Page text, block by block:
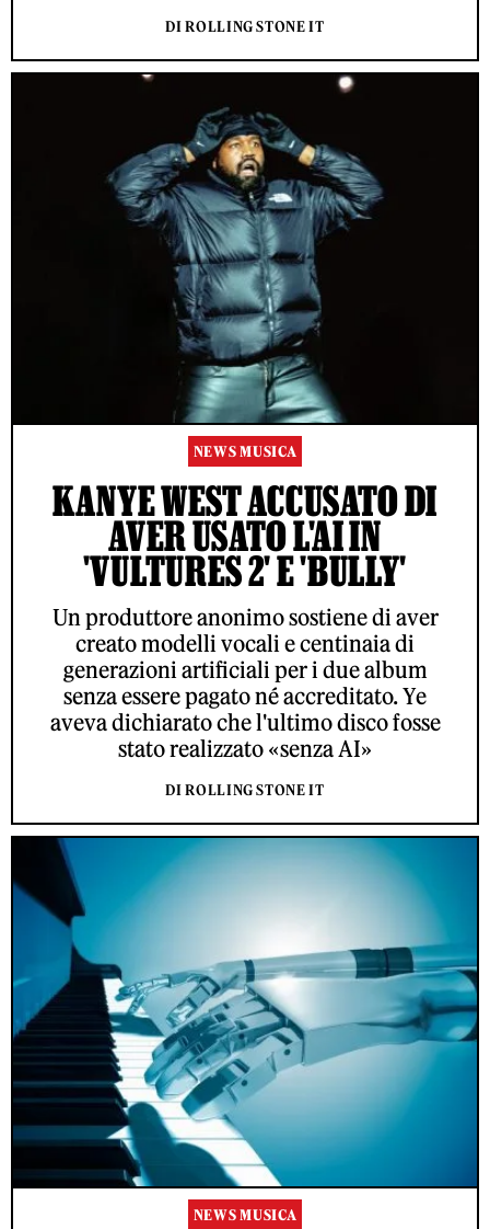
DI ROLLING STONE IT
NEWS MUSICA
KANYE WEST ACCUSATO DI
AVER USATO L'AI IN
'VULTURES 2' E 'BULLY'
Un produttore anonimo sostiene di aver
creato modelli vocali e centinaia di
generazioni artificiali per i due album
senza essere pagato né accreditato. Ye
aveva dichiarato che l'ultimo disco fosse
stato realizzato «senza AI»
DI ROLLING STONE IT
NEWS MUSICA